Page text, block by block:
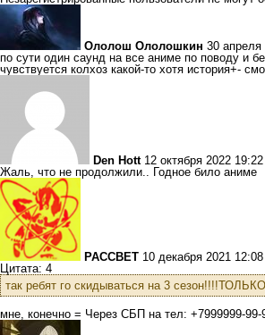
Ололош Ололошкин 30 апреля
по сути один саунд на все аниме по поводу и
чувствуется колхоз какой-то хотя история+-
Den Hott 12 октября 2022 19:22
Жаль, что не продолжили.. Годное било аниме
PACCBET 10 декабря 2021 12:08
Цитата: 4
так ребят го скидываться на 3
мне, конечно = Через СБП на тел: +7999999-99-